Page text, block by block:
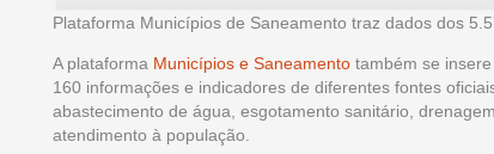
Plataforma Municípios de Saneamento traz dados dos
A plataforma Municípios e Saneamento também se
160 informações e indicadores de diferentes fontes
abastecimento de água, esgotamento sanitário,
atendimento à população.